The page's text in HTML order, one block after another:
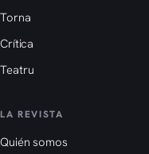
Torna
Crítica
Teatru
LA REVISTA
Quién somos